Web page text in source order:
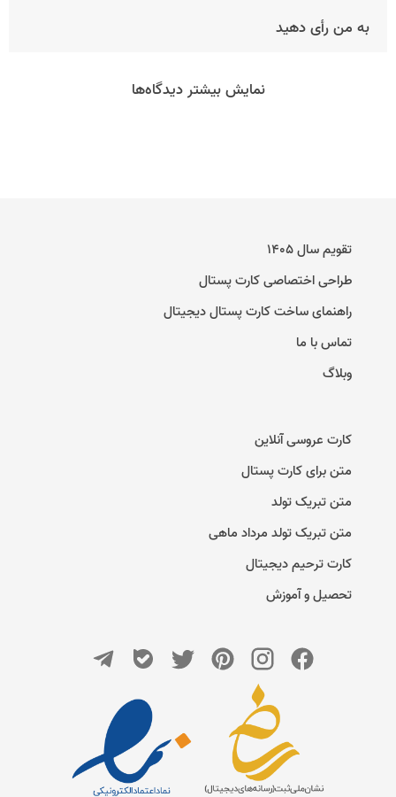
به من رأی دهید
نمایش بیشتر دیدگاه‌ها
تقویم سال ۱۴۰۵
طراحی اختصاصی کارت پستال
راهنمای ساخت کارت پستال دیجیتال
تماس با ما
وبلاگ
کارت عروسی آنلاین
متن برای کارت پستال
متن تبریک تولد
متن تبریک تولد مرداد ماهی
کارت ترحیم دیجیتال
تحصیل و آموزش